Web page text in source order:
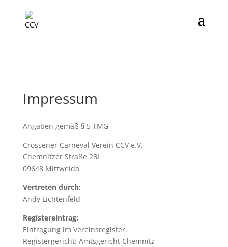
Impressum
Angaben gemäß § 5 TMG
Crossener Carneval Verein CCV e.V.
Chemnitzer Straße 28L
09648 Mittweida
Vertreten durch:
Andy Lichtenfeld
Registereintrag:
Eintragung im Vereinsregister.
Registergericht: Amtsgericht Chemnitz